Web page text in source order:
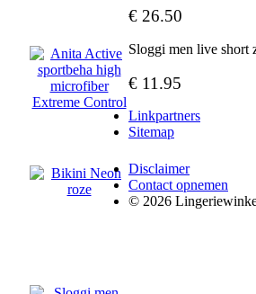
€ 26.50
Sloggi men live short
€ 11.95
Linkpartners
Sitemap
Disclaimer
Contact opnemen
© 2026